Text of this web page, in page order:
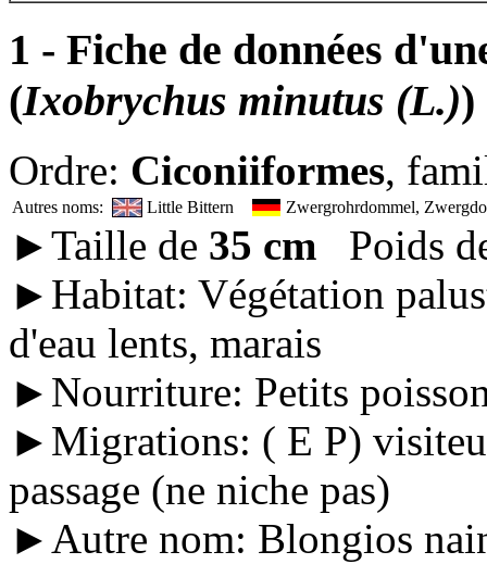
1 - Fiche de données
(Ixobrychus minutus (L.))
Ordre: Ciconiiformes,
Autres noms: Little Bittern Zwergrohrdommel,
►Taille de 35 cm Poids
►Habitat: Végétation
d'eau lents, marais
►Nourriture: Petits
►Migrations: ( E P)
passage (ne niche pas)
►Autre nom: Blongios